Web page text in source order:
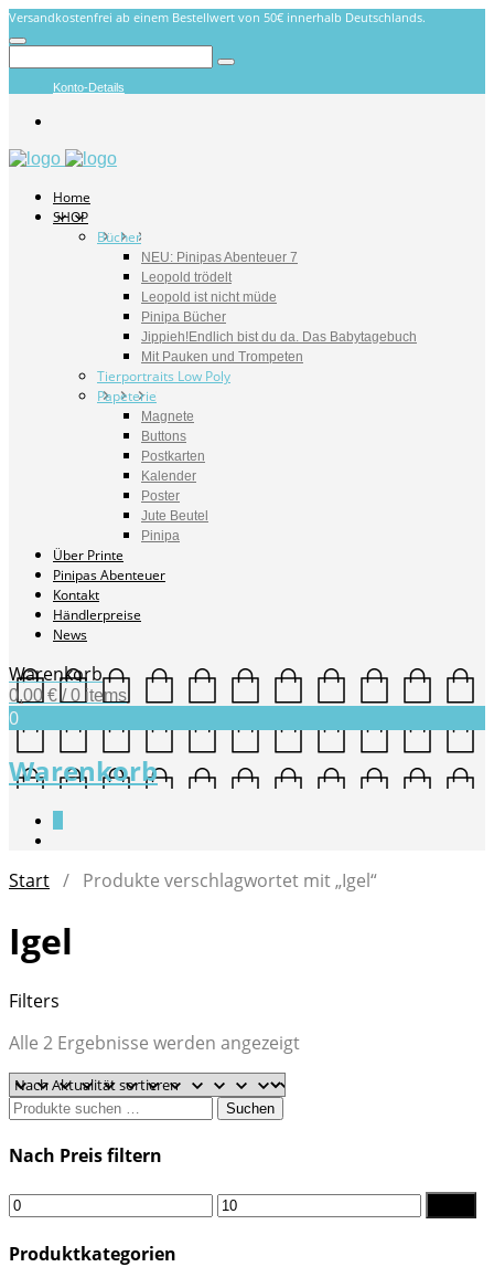
Versandkostenfrei ab einem Bestellwert von 50€ innerhalb Deutschlands.
Konto-Details
Home
SHOP
Bücher
NEU: Pinipas Abenteuer 7
Leopold trödelt
Leopold ist nicht müde
Pinipa Bücher
Jippieh!Endlich bist du da. Das Babytagebuch
Mit Pauken und Trompeten
Tierportraits Low Poly
Papeterie
Magnete
Buttons
Postkarten
Kalender
Poster
Jute Beutel
Pinipa
Über Printe
Pinipas Abenteuer
Kontakt
Händlerpreise
News
Warenkorb
0,00 € / 0 items
0
Warenkorb
Start / Produkte verschlagwortet mit „Igel“
Igel
Filters
Alle 2 Ergebnisse werden angezeigtNach
Suchen
Suchen
Nach Preis filtern
Min.
Max.
Produktkategorien